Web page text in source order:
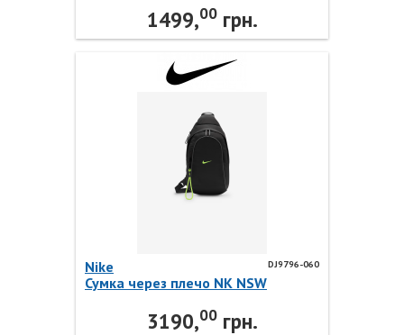
1499,00грн.
DJ9796-060
Nike
Сумка через плечо NK NSW
3190,00грн.